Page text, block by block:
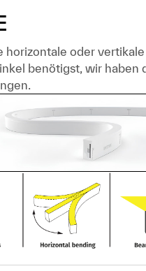
horizontale oder
benötigst, wir haben